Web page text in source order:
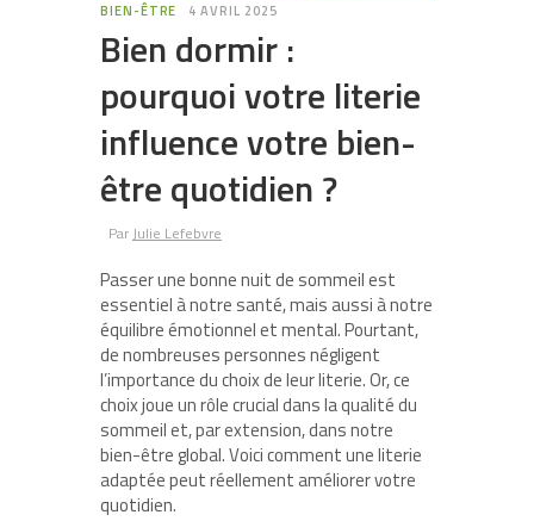
BIEN-ÊTRE 4 AVRIL 2025
Bien dormir :
pourquoi votre literie
influence votre bien-
être quotidien ?
Par Julie Lefebvre
Passer une bonne nuit de sommeil est
essentiel à notre santé, mais aussi à notre
équilibre émotionnel et mental. Pourtant,
de nombreuses personnes négligent
l’importance du choix de leur literie. Or, ce
choix joue un rôle crucial dans la qualité du
sommeil et, par extension, dans notre
bien-être global. Voici comment une literie
adaptée peut réellement améliorer votre
quotidien.